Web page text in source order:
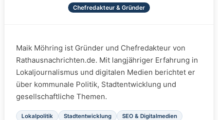
Chefredakteur & Gründer
Maik Möhring ist Gründer und Chefredakteur von
Rathausnachrichten.de. Mit langjähriger Erfahrung in
Lokaljournalismus und digitalen Medien berichtet er
über kommunale Politik, Stadtentwicklung und
gesellschaftliche Themen.
Lokalpolitik Stadtentwicklung
SEO & Digitalmedien